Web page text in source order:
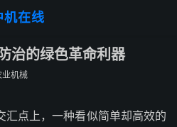
机在线
治的绿色革命利器
业机械
汇点上，一种看似简单却高效的